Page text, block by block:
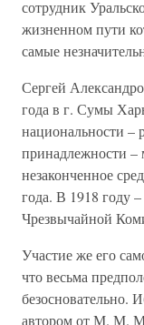
сотрудник
жизненном пути
самые
Сергей
года в г. Сумы
национальности –
принадлежности
незаконченное
года. В 1918 году
Чрезвычайной
Участие же его
что весьма
безосновательно.
автором от М. М.